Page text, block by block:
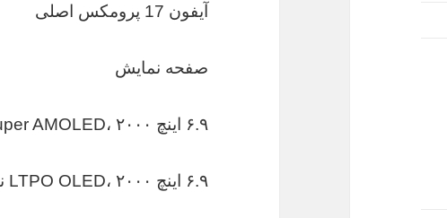
آیفون 17 پرومکس اصلی
صفحه نمایش
۶.۹ اینچ Super AMOLED، ۲۰۰۰ نیت
۶.۹ اینچ LTPO OLED، ۲۰۰۰ نیت